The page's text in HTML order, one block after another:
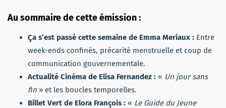
Au sommaire de cette émission :
Ça s’est passé cette semaine de Emma Meriaux : Entre
week-ends confinés, précarité menstruelle et coup de
communication gouvernementale.
Actualité Cinéma de Elisa Fernandez : « Un jour sans
fin » et les boucles temporelles.
Billet Vert de Elora François : « Le Guide du Jeune